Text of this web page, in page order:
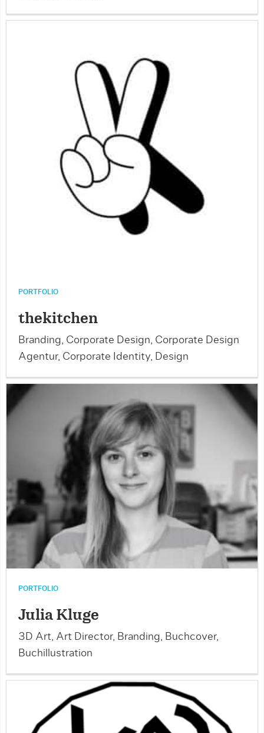
PORTFOLIO
thekitchen
Branding, Corporate Design, Corporate Design
Agentur, Corporate Identity, Design
PORTFOLIO
Julia Kluge
3D Art, Art Director, Branding, Buchcover,
Buchillustration